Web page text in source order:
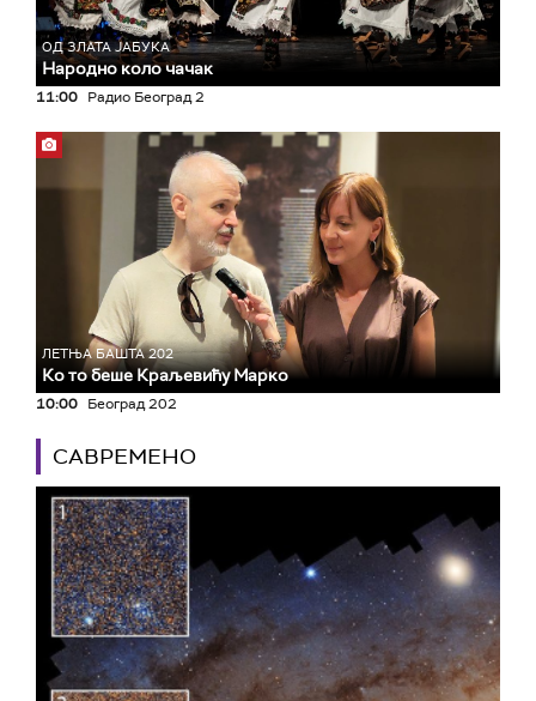
ОД ЗЛАТА ЈАБУКА
Народно коло чачак
11:00 Радио Београд 2
ЛЕТЊА БАШТА 202
Ко то беше Краљевићу Марко
10:00 Београд 202
САВРЕМЕНО